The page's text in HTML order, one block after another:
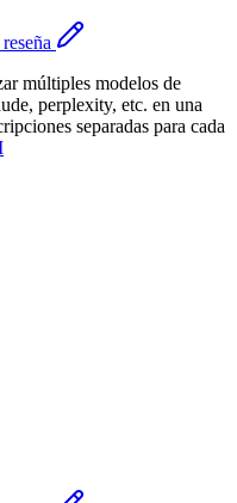
múltiples modelos de
perplexity, etc. en una
separadas para cada